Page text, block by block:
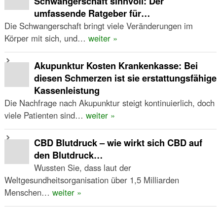
umfassende Ratgeber für…
Die Schwangerschaft bringt viele Veränderungen im
Körper mit sich, und… weiter »
Akupunktur Kosten Krankenkasse: Bei
diesen Schmerzen ist sie erstattungsfähige
Kassenleistung
Die Nachfrage nach Akupunktur steigt kontinuierlich, doch
viele Patienten sind… weiter »
CBD Blutdruck – wie wirkt sich CBD auf
den Blutdruck…
Wussten Sie, dass laut der
Weltgesundheitsorganisation über 1,5 Milliarden
Menschen… weiter »